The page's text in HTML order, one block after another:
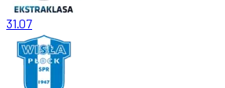
31.07